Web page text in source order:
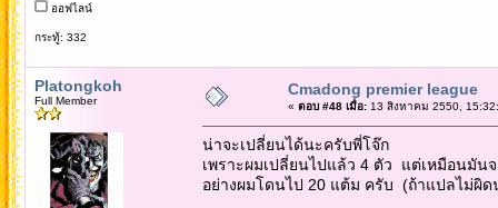
ออฟไลน์
กระทู้: 332
Platongkoh
Full Member
Cmadong premier league
« ตอบ #48 เมื่อ:13 สิงหาคม 2550,
น่าจะเปลี่ยนได้นะครับพี่โจ๊ก
เพราะผมเปลี่ยนไปแล้ว 4 ตัว แต่เหมือนมัน
อย่างผมโดนไป 20 แต้ม ครับ (ถ้าแปลไม่ผิ